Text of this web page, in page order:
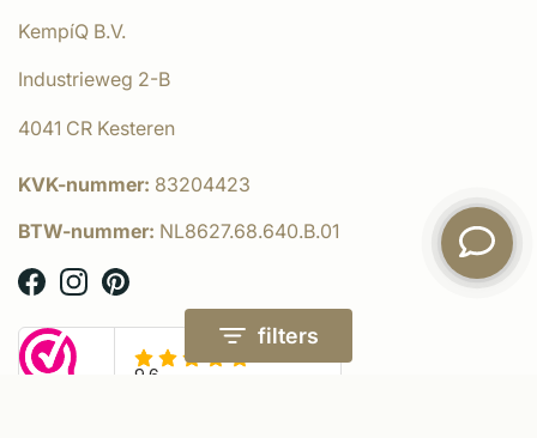
filters
KempíQ B.V.
Industrieweg 2-B
4041 CR Kesteren
KVK-nummer: 83204423
BTW-nummer: NL8627.68.640.B.01